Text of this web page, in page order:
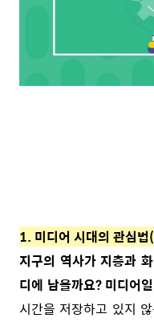
1. 미디어 시대의 관심
지구의 역사가 지층과
디에 남을까요? 미디어
시간을 저장하고 있지